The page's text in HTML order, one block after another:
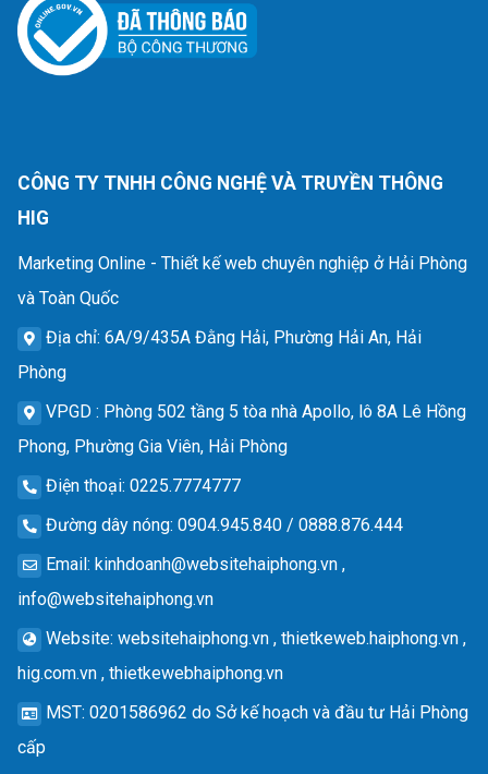
CÔNG TY TNHH CÔNG NGHỆ VÀ TRUYỀN THÔNG
HIG
Marketing Online - Thiết kế web chuyên nghiệp ở Hải Phòng
và Toàn Quốc
Địa chỉ: 6A/9/435A Đằng Hải, Phường Hải An, Hải
Phòng
VPGD : Phòng 502 tầng 5 tòa nhà Apollo, lô 8A Lê Hồng
Phong, Phường Gia Viên, Hải Phòng
Điện thoại: 0225.7774777
Đường dây nóng: 0904.945.840 / 0888.876.444
Email: kinhdoanh@websitehaiphong.vn ,
info@websitehaiphong.vn
Website: websitehaiphong.vn , thietkeweb.haiphong.vn ,
hig.com.vn , thietkewebhaiphong.vn
MST: 0201586962 do Sở kế hoạch và đầu tư Hải Phòng
cấp